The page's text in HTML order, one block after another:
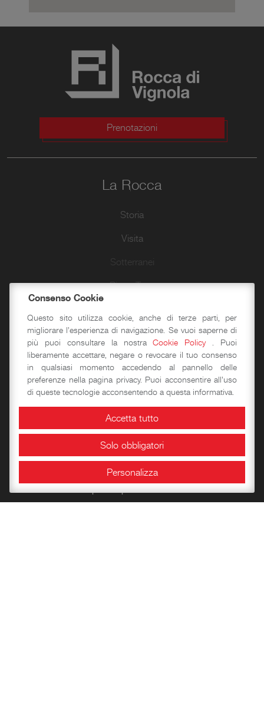
Prenotazioni
La Rocca
Storia
Visita
Sotterranei
Piano Terra
Piano Secondo
Camminamenti e Torri
Passeggiate d’autore
Didattica
Laboratori storico-didattici
Spazi per eventi
Consenso Cookie
Questo sito utilizza cookie, anche di terze parti, per
migliorare l'esperienza di navigazione. Se vuoi saperne di
più puoi consultare la nostraCookie Policy . Puoi
liberamente accettare, negare o revocare il tuo consenso
in qualsiasi momento accedendo al pannello delle
preferenze nella pagina privacy. Puoi acconsentire all'uso
di queste tecnologie acconsentendo a questa informativa.
Accetta tutto
Solo obbligatori
Personalizza